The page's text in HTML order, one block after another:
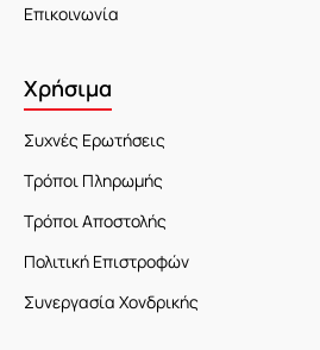
Επικοινωνία
Χρήσιμα
Συχνές Ερωτήσεις
Τρόποι Πληρωμής
Τρόποι Αποστολής
Πολιτική Επιστροφών
Συνεργασία Χονδρικής